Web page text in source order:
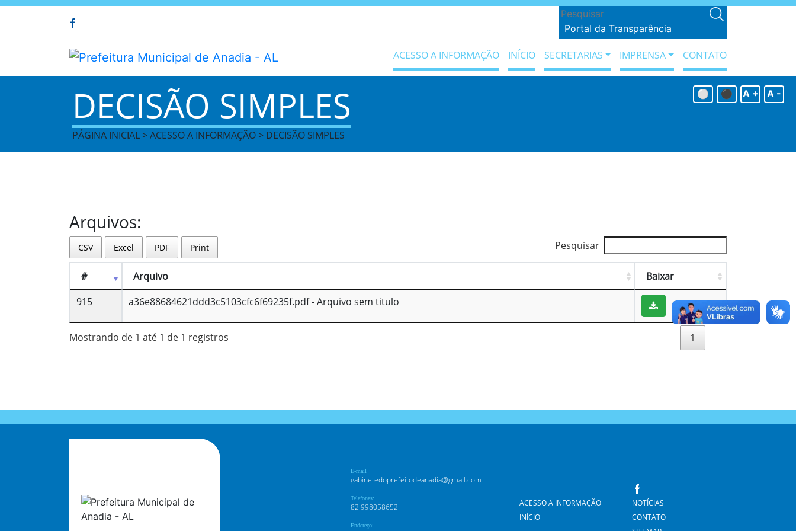
Portal da Transparência
ACESSO A INFORMAÇÃO INÍCIO SECRETARIAS IMPRENSA CONTATO
DECISÃO SIMPLES
PÁGINA INICIAL > ACESSO A INFORMAÇÃO > DECISÃO SIMPLES
A -
A +
⚫
⚪
Arquivos:
CSV Excel PDF Print Pesquisar
# Arquivo
Baixar
915
a36e88684621ddd3c5103cfc6f69235f.pdf - Arquivo sem titulo
Mostrando de 1 até 1 de 1 registros 1
E-mail
gabinetedoprefeitodeanadia@gmail.com
Telefones:
82 998058652
Endereço:
ACESSO A INFORMAÇÃO
INÍCIO
NOTÍCIAS
CONTATO